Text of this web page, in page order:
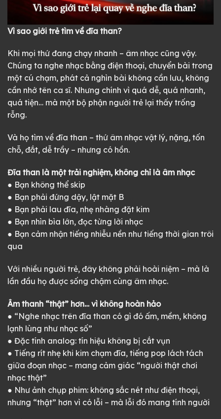
Vì sao giới trẻ tìm về đĩa than?
Khi mọi thứ đang chạy nhanh – âm nhạc cũng vậy.
Chúng ta nghe nhạc bằng điện thoại, chuyển bài trong
một cú chạm, phát cả nghìn bài không cần lưu, không
cần nhớ tên ca sĩ. Nhưng chính vì quá dễ, quá nhanh,
quá tiện… mà một bộ phận người trẻ lại thấy trống
rỗng.
Và họ tìm về đĩa than – thứ âm nhạc vật lý, nặng, tốn
chỗ, đắt, dễ trầy – nhưng có hồn.
Đĩa than là một trải nghiệm, không chỉ là âm nhạc
● Bạn không thể skip
● Bạn phải đứng dậy, lật mặt B
● Bạn phải lau đĩa, nhẹ nhàng đặt kim
● Bạn nhìn bìa lớn, đọc từng lời nhạc
● Bạn cảm nhận tiếng nhiễu nền như tiếng thời gian trôi
qua
Với nhiều người trẻ, đây không phải hoài niệm – mà là
lần đầu họ được sống chậm cùng âm nhạc.
Âm thanh “thật” hơn… vì không hoàn hảo
● “Nghe nhạc trên đĩa than có gì đó ấm, mềm, không
lạnh lùng như nhạc số”
● Đặc tính analog: tín hiệu không bị cắt vụn
● Tiếng rít nhẹ khi kim chạm đĩa, tiếng pop lách tách
giữa đoạn nhạc – mang cảm giác “người thật chơi
nhạc thật”
● Như ảnh chụp phim: không sắc nét như điện thoại,
nhưng “thật” hơn vì có lỗi – mà lỗi đó mang tính người